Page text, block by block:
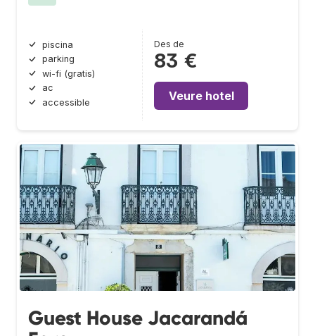
piscina
parking
wi-fi (gratis)
ac
accessible
Des de
83 €
Veure hotel
Guest House Jacarandá